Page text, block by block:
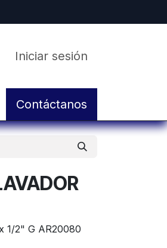
Iniciar sesión
y Mantenimiento
Contáctanos
1/2" G AR20080